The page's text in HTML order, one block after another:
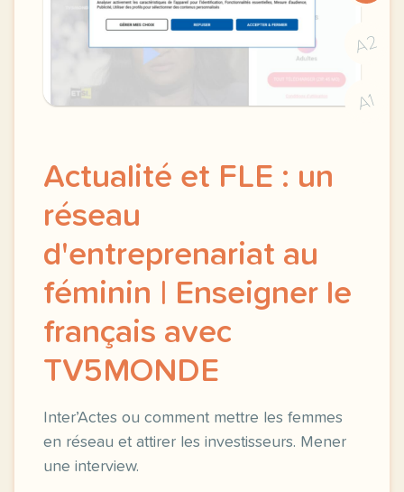
A2
A1
Actualité et FLE : un
réseau
d'entreprenariat au
féminin | Enseigner le
français avec
TV5MONDE
Inter’Actes ou comment mettre les femmes
en réseau et attirer les investisseurs. Mener
une interview.